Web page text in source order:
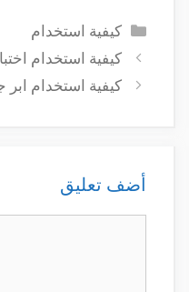
التصنيفات
كيفية استخدام
كيفية استخدام
كيفية استخدام ابر
أضف تعليق